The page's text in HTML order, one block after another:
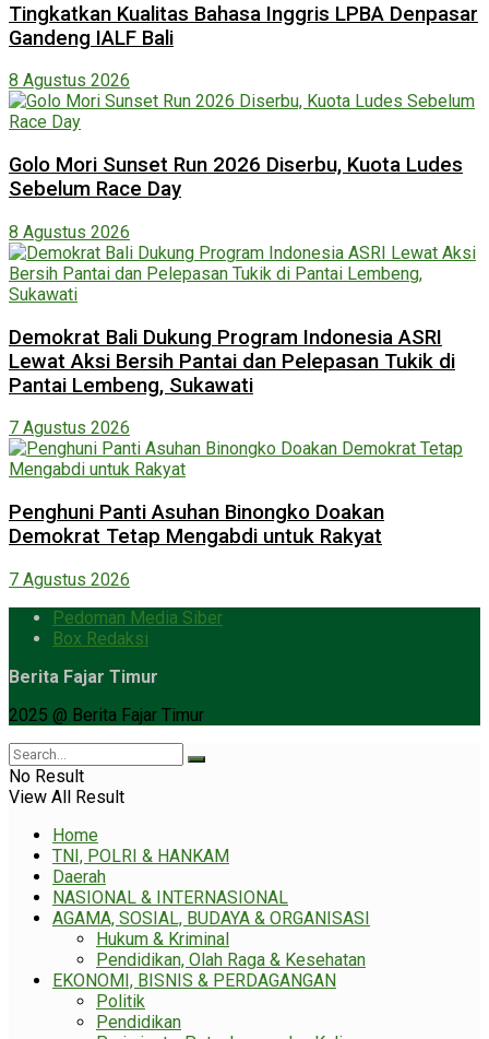
Tingkatkan Kualitas Bahasa Inggris LPBA Denpasar
Gandeng IALF Bali
8 Agustus 2026
Golo Mori Sunset Run 2026 Diserbu, Kuota Ludes
Sebelum Race Day
8 Agustus 2026
Demokrat Bali Dukung Program Indonesia ASRI
Lewat Aksi Bersih Pantai dan Pelepasan Tukik di
Pantai Lembeng, Sukawati
7 Agustus 2026
Penghuni Panti Asuhan Binongko Doakan
Demokrat Tetap Mengabdi untuk Rakyat
7 Agustus 2026
Pedoman Media Siber
Box Redaksi
Berita Fajar Timur
2025 @ Berita Fajar Timur
No Result
View All Result
Home
TNI, POLRI & HANKAM
Daerah
NASIONAL & INTERNASIONAL
AGAMA, SOSIAL, BUDAYA & ORGANISASI
Hukum & Kriminal
Pendidikan, Olah Raga & Kesehatan
EKONOMI, BISNIS & PERDAGANGAN
Politik
Pendidikan